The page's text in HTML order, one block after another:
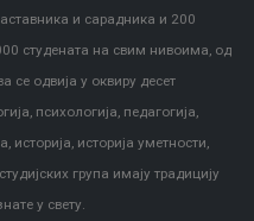
и сарадника и 200
студената на свим нивоима, од
се одвија у оквиру десет
психологија, педагогија,
историја, историја уметности,
група имају традицију
у свету.